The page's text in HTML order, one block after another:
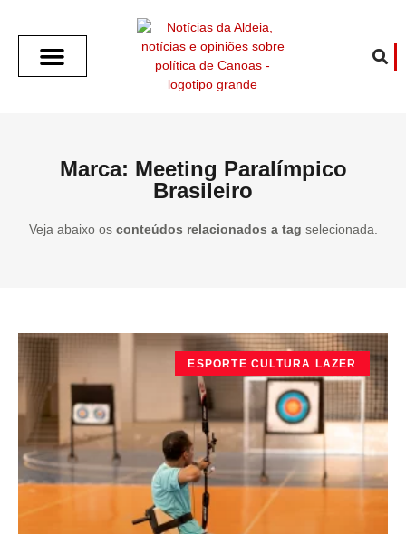
Marca: Meeting Paralímpico
Brasileiro
Veja abaixo os conteúdos relacionados a tag selecionada.
ESPORTE CULTURA LAZER